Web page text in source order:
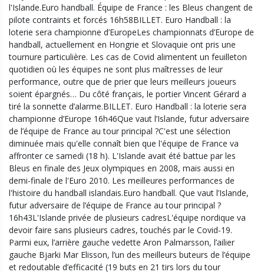
l'Islande.Euro handball. Équipe de France : les Bleus changent de
pilote contraints et forcés 16h58BILLET. Euro Handball : la
loterie sera championne d’EuropeLes championnats d’Europe de
handball, actuellement en Hongrie et Slovaquie ont pris une
tournure particulière. Les cas de Covid alimentent un feuilleton
quotidien où les équipes ne sont plus maîtresses de leur
performance, outre que de prier que leurs meilleurs joueurs
soient épargnés… Du côté français, le portier Vincent Gérard a
tiré la sonnette d’alarme.BILLET. Euro Handball : la loterie sera
championne d’Europe 16h46Que vaut l’Islande, futur adversaire
de l’équipe de France au tour principal ?C'est une sélection
diminuée mais qu'elle connaît bien que l'équipe de France va
affronter ce samedi (18 h). L'Islande avait été battue par les
Bleus en finale des Jeux olympiques en 2008, mais aussi en
demi-finale de l'Euro 2010. Les meilleures performances de
l'histoire du handball islandais.Euro handball. Que vaut l’Islande,
futur adversaire de l’équipe de France au tour principal ?
16h43L'Islande privée de plusieurs cadresL'équipe nordique va
devoir faire sans plusieurs cadres, touchés par le Covid-19.
Parmi eux, l’arrière gauche vedette Aron Palmarsson, l’ailier
gauche Bjarki Mar Elisson, l’un des meilleurs buteurs de l’équipe
et redoutable d’efficacité (19 buts en 21 tirs lors du tour